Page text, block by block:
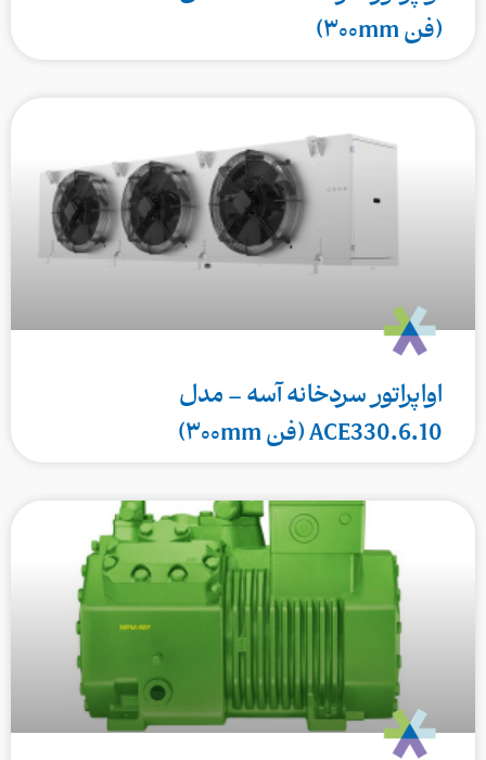
(فن ۳۰۰mm)
اواپراتور سردخانه آسه – مدل
ACE330.6.10 (فن ۳۰۰mm)